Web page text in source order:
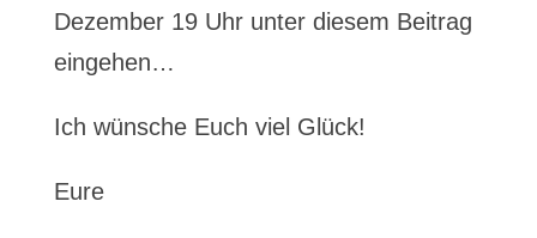
Dezember 19 Uhr unter diesem Beitrag
eingehen…
Ich wünsche Euch viel Glück!
Eure